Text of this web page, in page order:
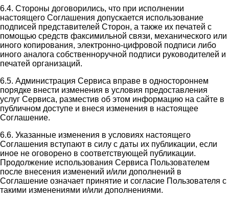
6.4. Стороны договорились, что при исполнении
настоящего Соглашения допускается использование
подписей представителей Сторон, а также их печатей с
помощью средств факсимильной связи, механического или
иного копирования, электронно-цифровой подписи либо
иного аналога собственноручной подписи руководителей и
печатей организаций.
6.5. Администрация Сервиса вправе в одностороннем
порядке внести изменения в условия предоставления
услуг Сервиса, разместив об этом информацию на сайте в
публичном доступе и внеся изменения в настоящее
Соглашение.
6.6. Указанные изменения в условиях настоящего
Соглашения вступают в силу с даты их публикации, если
иное не оговорено в соответствующей публикации.
Продолжение использования Сервиса Пользователем
после внесения изменений и/или дополнений в
Соглашение означает принятие и согласие Пользователя с
такими изменениями и/или дополнениями.